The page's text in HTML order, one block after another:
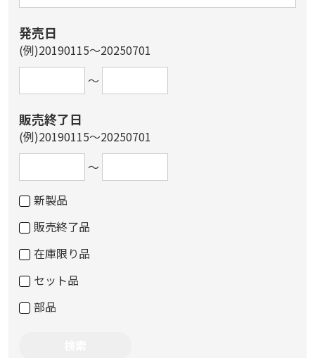
発売日
(例)20190115～20250701
～
販売終了日
(例)20190115～20250701
～
新製品
販売終了品
在庫限り品
セット品
部品